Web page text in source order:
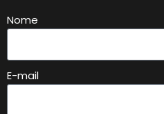
Nome
E-mail